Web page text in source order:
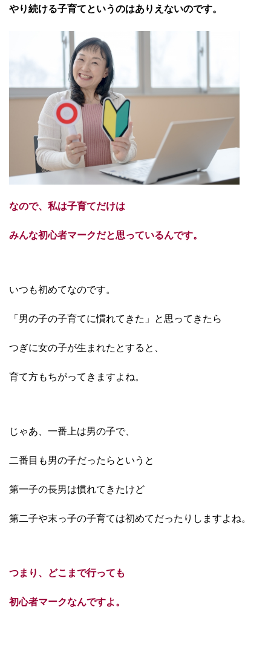
やり続ける子育てというのはありえないのです。
なので、私は子育てだけは
みんな初心者マークだと思っているんです。
いつも初めてなのです。
「男の子の子育てに慣れてきた」と思ってきたら
つぎに女の子が生まれたとすると、
育て方もちがってきますよね。
じゃあ、一番上は男の子で、
二番目も男の子だったらというと
第一子の長男は慣れてきたけど
第二子や末っ子の子育ては初めてだったりしますよね。
つまり、どこまで行っても
初心者マークなんですよ。